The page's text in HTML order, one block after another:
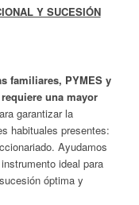
Y SUCESIÓN
familiares, PYMES y
requiere una mayor
garantizar la
habituales presentes:
Ayudamos
ideal para
óptima y